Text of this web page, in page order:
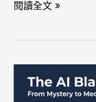
閱讀全文 »